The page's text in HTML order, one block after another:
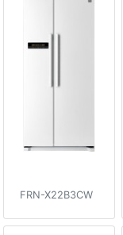
FRN-X22B3CW